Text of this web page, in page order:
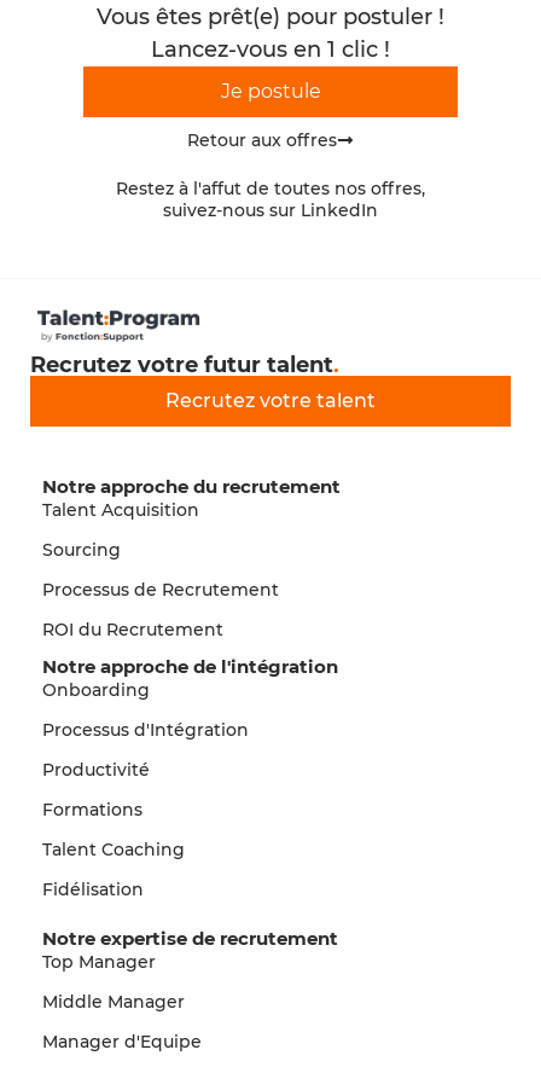
Vous êtes prêt(e) pour postuler !
Lancez-vous en 1 clic !
Je postule
Retour aux offres
Restez à l'affut de toutes nos offres,
suivez-nous sur LinkedIn
Recrutez votre futur talent.
Recrutez votre talent
Notre approche du recrutement
Talent Acquisition
Sourcing
Processus de Recrutement
ROI du Recrutement
Notre approche de l'intégration
Onboarding
Processus d'Intégration
Productivité
Formations
Talent Coaching
Fidélisation
Notre expertise de recrutement
Top Manager
Middle Manager
Manager d'Equipe